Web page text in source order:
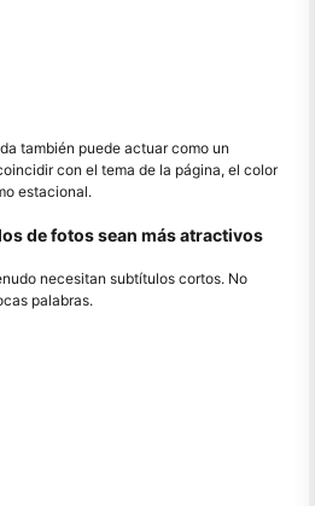
también puede actuar como un
con el tema de la página, el color
estacional.
de fotos sean más atractivos
necesitan subtítulos cortos. No
palabras.